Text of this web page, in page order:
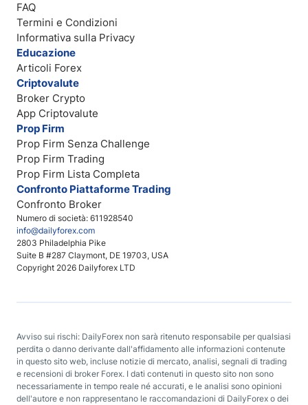
Numero di società: 611928540
info@dailyforex.com
2803 Philadelphia Pike
Suite B #287 Claymont, DE 19703, USA
Copyright 2026 Dailyforex LTD
FAQ
Termini e Condizioni
Informativa sulla Privacy
Educazione
Articoli Forex
Criptovalute
Broker Crypto
App Criptovalute
Prop Firm
Prop Firm Senza Challenge
Prop Firm Trading
Prop Firm Lista Completa
Confronto Piattaforme Trading
Confronto Broker
Avviso sui rischi: DailyForex non sarà ritenuto responsabile per qualsiasi
perdita o danno derivante dall'affidamento alle informazioni contenute
in questo sito web, incluse notizie di mercato, analisi, segnali di trading
e recensioni di broker Forex. I dati contenuti in questo sito non sono
necessariamente in tempo reale né accurati, e le analisi sono opinioni
dell'autore e non rappresentano le raccomandazioni di DailyForex o dei